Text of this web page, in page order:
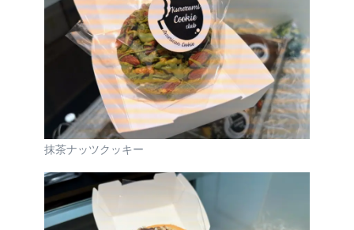
抹茶ナッツクッキー